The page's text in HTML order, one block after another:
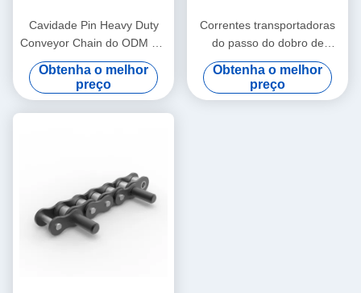
Cavidade Pin Heavy Duty
Conveyor Chain do ODM HP
do OEM de aço inoxidável
Obtenha o melhor
preço
Correntes transportadoras
do passo do dobro de
C2060 C2080 com pinos
prolongados
Obtenha o melhor
preço